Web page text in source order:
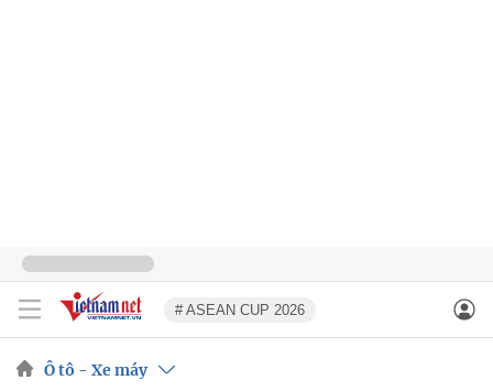
# ASEAN CUP 2026
Ô tô - Xe máy